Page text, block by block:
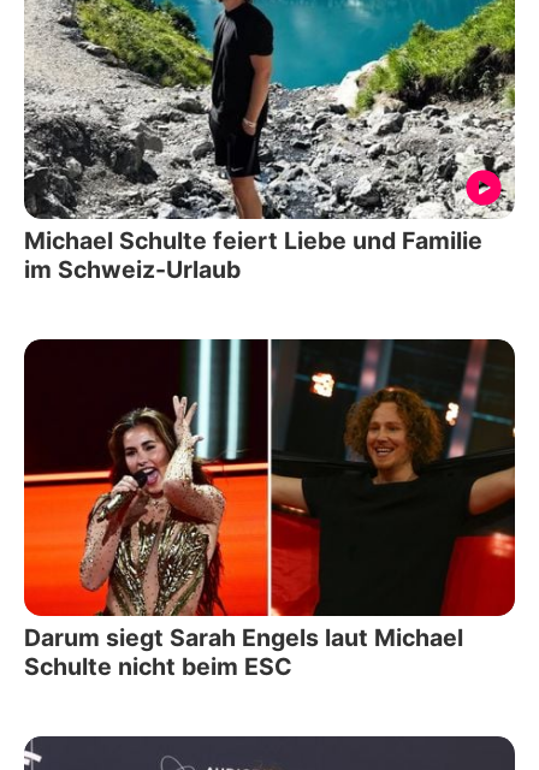
Michael Schulte feiert Liebe und Familie
im Schweiz-Urlaub
Darum siegt Sarah Engels laut Michael
Schulte nicht beim ESC